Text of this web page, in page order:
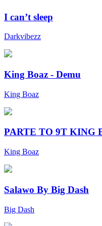
I can’t sleep
Darkvibezz
King Boaz - Demu
King Boaz
PARTE TO 9T KING
King Boaz
Salawo By Big Dash
Big Dash